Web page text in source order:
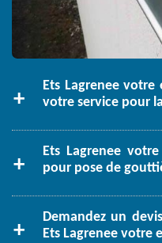
Ets Lagrenee
votre service pour
Ets Lagrenee
pour pose de
Demandez un
Ets Lagrenee votre